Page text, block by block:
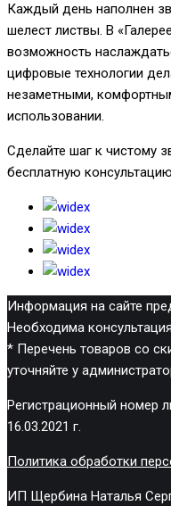
Каждый день наполнен
шелест листвы. В
возможность
цифровые технологии
незаметными,
использовании.
Сделайте шаг к чистому
бесплатную
Информация на сайте
Необходима
* Перечень товаров со
уточняйте у
Регистрационный номер
16.03.2021 г.
Политика обработки
ИП Щербина Наталья